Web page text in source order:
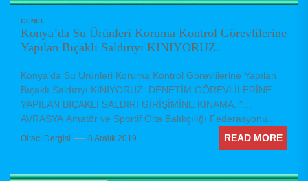
GENEL
Konya’da Su Ürünleri Koruma Kontrol Görevlilerine
Yapılan Bıçaklı Saldırıyı KINIYORUZ.
Konya’da Su Ürünleri Koruma Kontrol Görevlilerine Yapılan
Bıçaklı Saldırıyı KINIYORUZ. DENETİM GÖREVLİLERİNE
YAPILAN BIÇAKLI SALDIRI GİRİŞİMİNE KINAMA. "
AVRASYA Amatör ve Sportif Olta Balıkçılığı Federasyonu...
Oltacı Dergisi 8 Aralık 2019 READ MORE